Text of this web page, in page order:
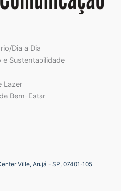
Dia a Dia
e Sustentabilidade
Lazer
Bem-Estar
Ville, Arujá - SP, 07401-105